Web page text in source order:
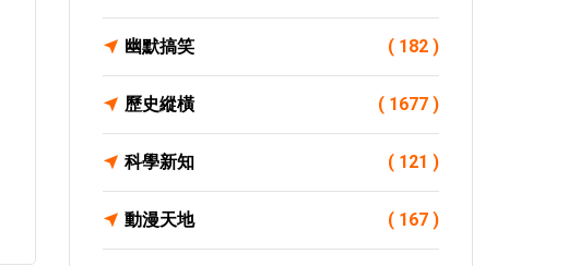
幽默搞笑 ( 182 )
歷史縱橫 ( 1677 )
科學新知 ( 121 )
動漫天地 ( 167 )